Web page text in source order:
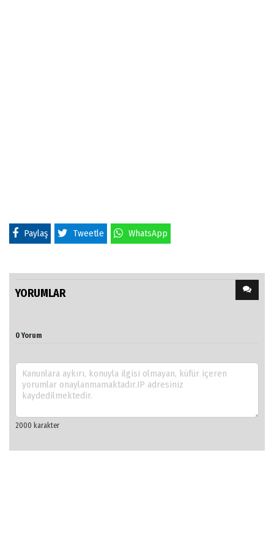
Paylaş Tweetle WhatsApp
YORUMLAR
0 Yorum